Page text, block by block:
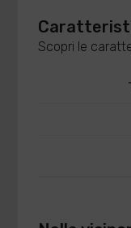
Scopri le